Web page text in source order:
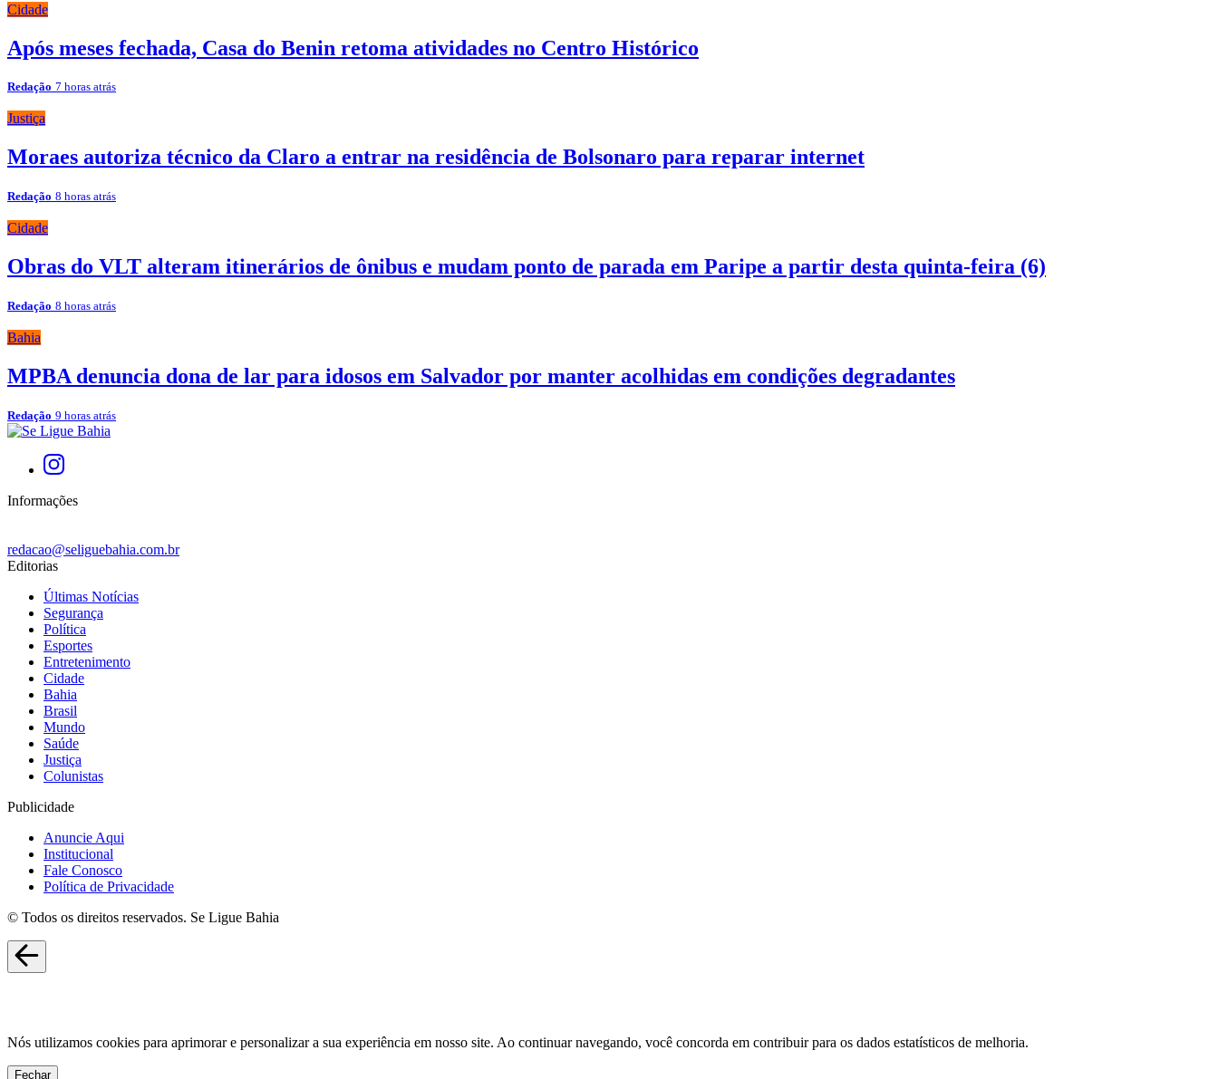
Cidade
Após meses fechada, Casa do Benin retoma atividades no Centro Histórico
Redação 7 horas atrás
Justiça
Moraes autoriza técnico da Claro a entrar na residência de Bolsonaro para reparar internet
Redação 8 horas atrás
Cidade
Obras do VLT alteram itinerários de ônibus e mudam ponto de parada em Paripe a partir desta quinta-feira (6)
Redação 8 horas atrás
Bahia
MPBA denuncia dona de lar para idosos em Salvador por manter acolhidas em condições degradantes
Redação 9 horas atrás
Informações
redacao@seliguebahia.com.br
Editorias
Últimas Notícias
Segurança
Política
Esportes
Entretenimento
Cidade
Bahia
Brasil
Mundo
Saúde
Justiça
Colunistas
Publicidade
Anuncie Aqui
Institucional
Fale Conosco
Política de Privacidade
© Todos os direitos reservados. Se Ligue Bahia
Nós utilizamos cookies para aprimorar e personalizar a sua experiência em nosso site. Ao continuar navegando, você concorda em contribuir para os dados estatísticos de melhoria.
Fechar